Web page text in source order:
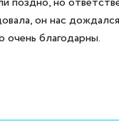
он нас
очень благодарны.